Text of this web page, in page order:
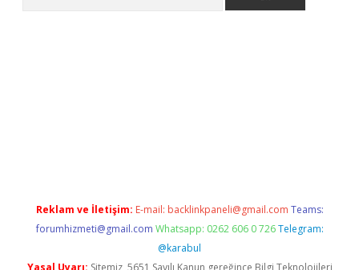
Reklam ve İletişim: E-mail: backlinkpaneli@gmail.com Teams:
forumhizmeti@gmail.com Whatsapp: 0262 606 0 726 Telegram:
@karabul
Yasal Uyarı: Sitemiz, 5651 Sayılı Kanun gereğince Bilgi Teknolojileri